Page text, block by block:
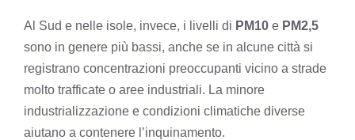
Al Sud e nelle isole, invece, i livelli di PM10 e PM2,5
sono in genere più bassi, anche se in alcune città si
registrano concentrazioni preoccupanti vicino a strade
molto trafficate o aree industriali. La minore
industrializzazione e condizioni climatiche diverse
aiutano a contenere l’inquinamento.